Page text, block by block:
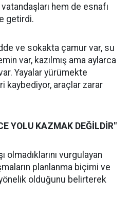
hem de esnafı
getirdi.
ve sokakta çamur var, su
var, kazılmış ama aylarca
Yayalar yürümekte
kaybediyor, araçlar zarar
YOLU KAZMAK DEĞİLDİR"
olmadıklarını vurgulayan
planlanma biçimi ve
olduğunu belirterek